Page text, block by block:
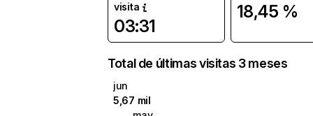
visita
03:31
18,45 %
Total de últimas visitas 3 meses
jun
5,67 mil